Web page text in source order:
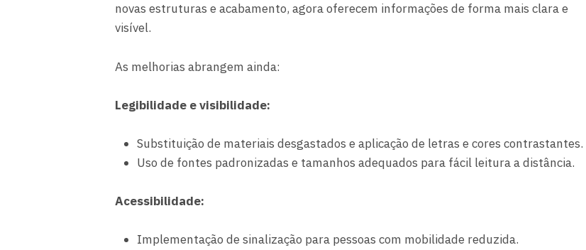
novas estruturas e acabamento, agora oferecem informações de forma mais clara e
visível.
As melhorias abrangem ainda:
Legibilidade e visibilidade:
Substituição de materiais desgastados e aplicação de letras e cores contrastantes.
Uso de fontes padronizadas e tamanhos adequados para fácil leitura a distância.
Acessibilidade:
Implementação de sinalização para pessoas com mobilidade reduzida.